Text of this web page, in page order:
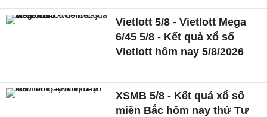
Vietlott 5/8 - Vietlott Mega
6/45 5/8 - Kết quả xổ số
Vietlott hôm nay 5/8/2026
XSMB 5/8 - Kết quả xổ số
miền Bắc hôm nay thứ Tư